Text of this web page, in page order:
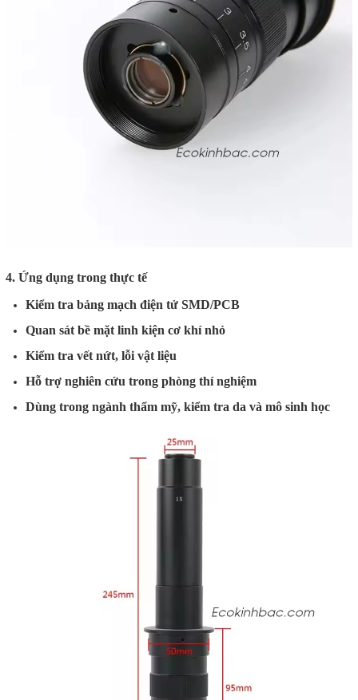
4. Ứng dụng trong thực tế
Kiểm tra bảng mạch điện tử SMD/PCB
Quan sát bề mặt linh kiện cơ khí nhỏ
Kiểm tra vết nứt, lỗi vật liệu
Hỗ trợ nghiên cứu trong phòng thí nghiệm
Dùng trong ngành thẩm mỹ, kiểm tra da và mô sinh học